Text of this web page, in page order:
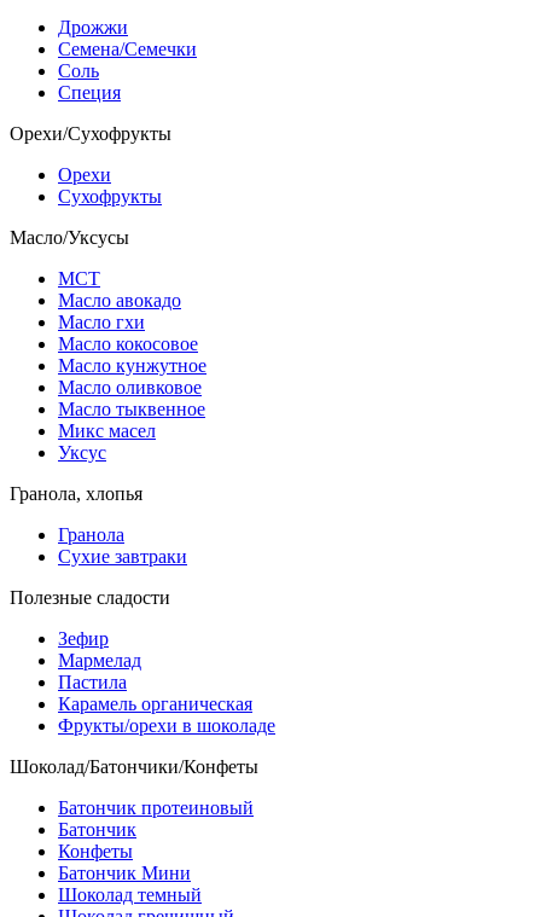
Дрожжи
Семена/Семечки
Соль
Специя
Орехи/Сухофрукты
Орехи
Сухофрукты
Масло/Уксусы
МСТ
Масло авокадо
Масло гхи
Масло кокосовое
Масло кунжутное
Масло оливковое
Масло тыквенное
Микс масел
Уксус
Гранола, хлопья
Гранола
Сухие завтраки
Полезные сладости
Зефир
Мармелад
Пастила
Карамель органическая
Фрукты/орехи в шоколаде
Шоколад/Батончики/Конфеты
Батончик протеиновый
Батончик
Конфеты
Батончик Мини
Шоколад темный